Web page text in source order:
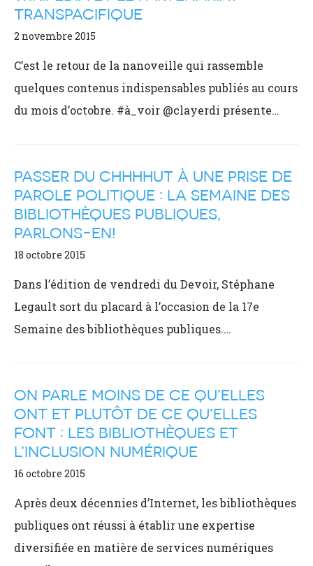
TRANSPACIFIQUE
2 novembre 2015
C’est le retour de la nanoveille qui rassemble
quelques contenus indispensables publiés au cours
du mois d’octobre. #à_voir @clayerdi présente…
PASSER DU CHHHHUT À UNE PRISE DE
PAROLE POLITIQUE : LA SEMAINE DES
BIBLIOTHÈQUES PUBLIQUES,
PARLONS-EN!
18 octobre 2015
Dans l’édition de vendredi du Devoir, Stéphane
Legault sort du placard à l’occasion de la 17e
Semaine des bibliothèques publiques.…
ON PARLE MOINS DE CE QU’ELLES
ONT ET PLUTÔT DE CE QU’ELLES
FONT : LES BIBLIOTHÈQUES ET
L’INCLUSION NUMÉRIQUE
16 octobre 2015
Après deux décennies d’Internet, les bibliothèques
publiques ont réussi à établir une expertise
diversifiée en matière de services numériques